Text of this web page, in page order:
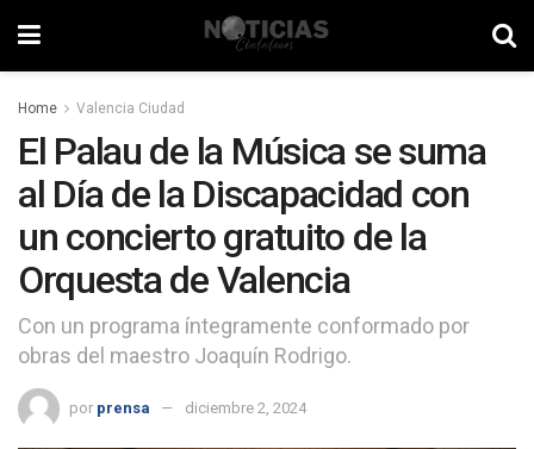
Home Valencia Ciudad
El Palau de la Música se suma
al Día de la Discapacidad con
un concierto gratuito de la
Orquesta de Valencia
Con un programa íntegramente conformado por
obras del maestro Joaquín Rodrigo.
por prensa diciembre 2, 2024